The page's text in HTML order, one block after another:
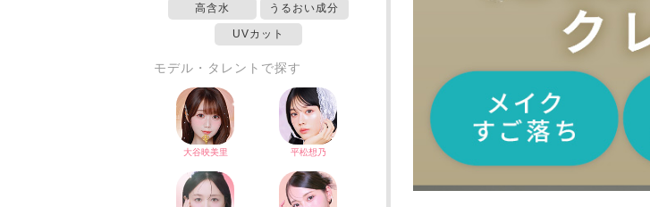
高含水 うるおい成分
UVカット
モデル・タレントで探す